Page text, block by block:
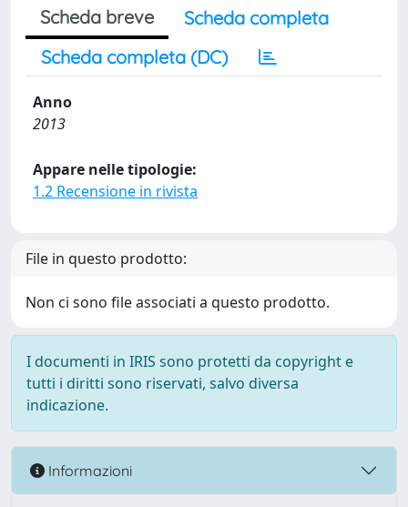
Scheda breve
Scheda completa
Scheda completa (DC)
Anno
2013
Appare nelle tipologie:
1.2 Recensione in rivista
File in questo prodotto:
Non ci sono file associati a questo prodotto.
I documenti in IRIS sono protetti da copyright e
tutti i diritti sono riservati, salvo diversa
indicazione.
Informazioni